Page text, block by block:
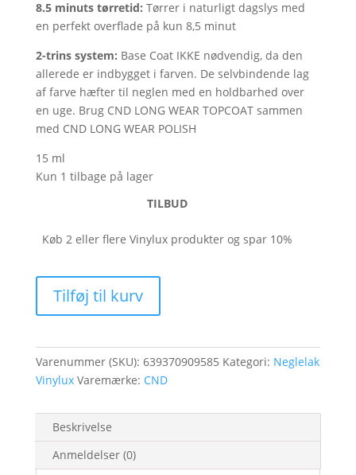
8.5 minuts tørretid: Tørrer i naturligt dagslys med
en perfekt overflade på kun 8,5 minut
2-trins system: Base Coat IKKE nødvendig, da den
allerede er indbygget i farven. De selvbindende lag
af farve hæfter til neglen med en holdbarhed over
en uge. Brug CND LONG WEAR TOPCOAT sammen
med CND LONG WEAR POLISH
15 ml
Kun 1 tilbage på lager
TILBUD
Køb 2 eller flere Vinylux produkter og spar 10%
Bronze
Vinylux
antal
Tilføj til kurv
Varenummer (SKU): 639370909585 Kategori: Neglelak
Vinylux Varemærke: CND
Beskrivelse
Anmeldelser (0)